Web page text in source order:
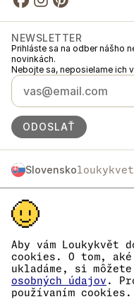
Aby vám Loukykvět
cookies. O tom,
ukladáme, si
osobných údajov .
používaním cookies.
NEWSLETTER
Prihláste sa na odber nášho
novinkách.
Nebojte sa, neposielame ich
ODOSLAŤ
Slovensko
Česko
Polska
Österreich
Deutschland
France
België
Danmark
Eesti
España
Spoločnosť Loukykvět s.r.o.
Mestského súdu v Prahe,
EKF00180493.
Pre vydávanie
0636.
IČO je 05663687, DIČ je
ID dátovej schránky je
Číslo EORI je CZ05663687.